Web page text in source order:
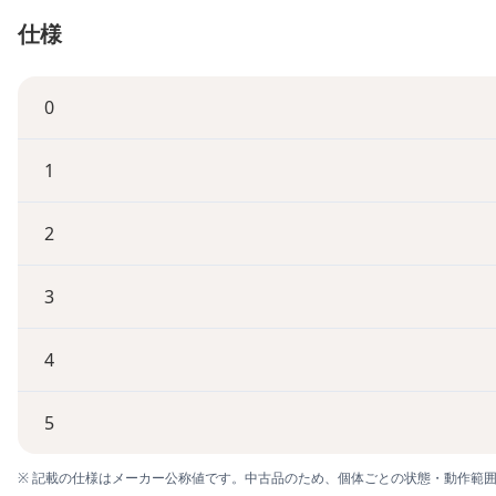
仕様
0
1
2
3
4
5
※ 記載の仕様はメーカー公称値です。中古品のため、個体ごとの状態・動作範